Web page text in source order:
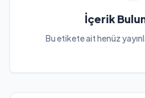
İçerik
Bu etikete ait henüz